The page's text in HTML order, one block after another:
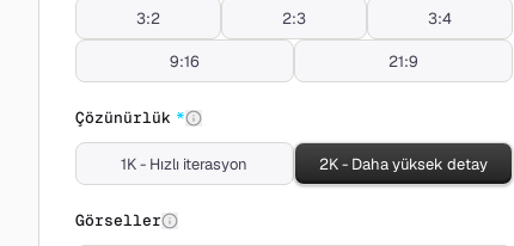
3:2 2:3 3:4
9:16 21:9
Çözünürlük *
1K - Hızlı iterasyon 2K - Daha yüksek detay
Görseller